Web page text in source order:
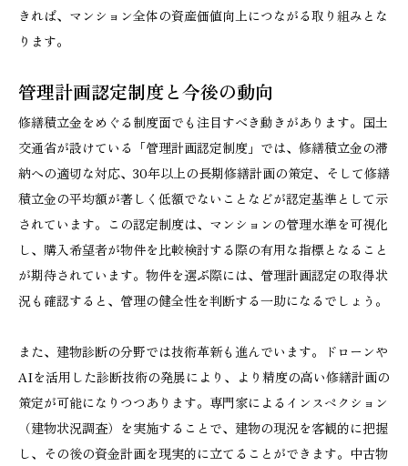
きれば、マンション全体の資産価値向上につながる取り組みとな
ります。
管理計画認定制度と今後の動向
修繕積立金をめぐる制度面でも注目すべき動きがあります。国土
交通省が設けている「管理計画認定制度」では、修繕積立金の滞
納への適切な対応、30年以上の長期修繕計画の策定、そして修繕
積立金の平均額が著しく低額でないことなどが認定基準として示
されています。この認定制度は、マンションの管理水準を可視化
し、購入希望者が物件を比較検討する際の有用な指標となること
が期待されています。物件を選ぶ際には、管理計画認定の取得状
況も確認すると、管理の健全性を判断する一助になるでしょう。
また、建物診断の分野では技術革新も進んでいます。ドローンや
AIを活用した診断技術の発展により、より精度の高い修繕計画の
策定が可能になりつつあります。専門家によるインスペクション
（建物状況調査）を実施することで、建物の現況を客観的に把握
し、その後の資金計画を現実的に立てることができます。中古物